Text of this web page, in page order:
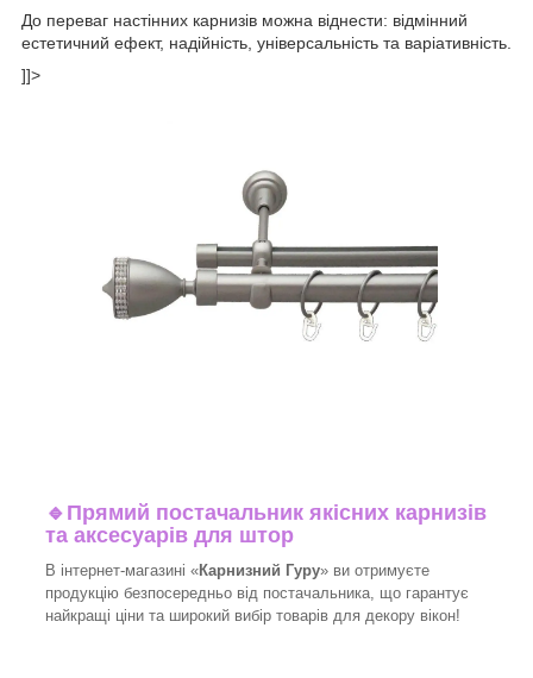
До переваг настінних карнизів можна віднести: відмінний
естетичний ефект, надійність, універсальність та варіативність.
]]>
🔹 Прямий постачальник якісних карнизів
та аксесуарів для штор
В інтернет-магазині «Карнизний Гуру» ви отримуєте
продукцію безпосередньо від постачальника, що гарантує
найкращі ціни та широкий вибір товарів для декору вікон!​